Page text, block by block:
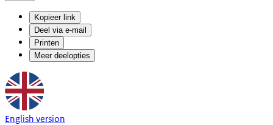
Kopieer link
Deel via e-mail
Printen
Meer deelopties
English version